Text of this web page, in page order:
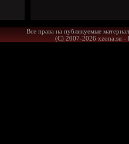
Все права на публикуемые
(С) 2007-2026 xzona.su -